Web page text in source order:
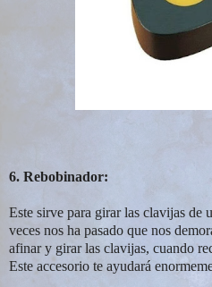
6. Rebobinador:
Este sirve para girar las clavijas de
veces nos ha pasado que nos
afinar y girar las clavijas, cuando
Este accesorio te ayudará